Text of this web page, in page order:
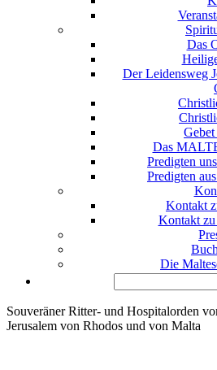
Das
Der Leidensweg
Das
Predigten
Predigten
Kontakt
Kontakt
Die
Souveräner Ritter- und Hospitalorden
Jerusalem von Rhodos und von Malta